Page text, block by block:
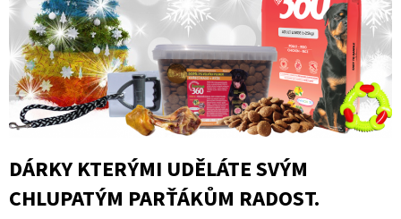
DÁRKY KTERÝMI UDĚLÁTE SVÝM
CHLUPATÝM PARŤÁKŮM RADOST.